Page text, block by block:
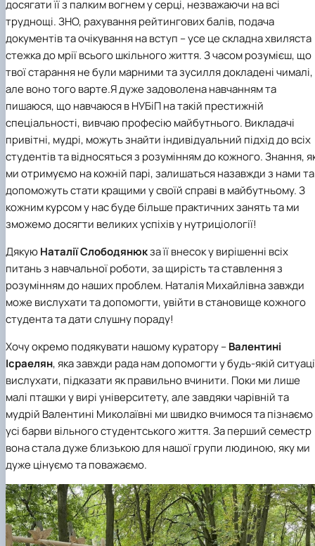
досягати її з палким вогнем у серці, незважаючи на всі
труднощі. ЗНО, рахування рейтингових балів, подача
документів та очікування на вступ – усе це складна хвиляста
стежка до мрії всього шкільного життя. З часом розумієш, що
твої старання не були марними та зусилля докладені чималі,
але воно того варте.Я дуже задоволена навчанням та
пишаюся, що навчаюся в НУБіП на такій престижній
спеціальності, вивчаю професію майбутнього. Викладачі
привітні, мудрі, можуть знайти індивідуальний підхід до всіх
студентів та відносяться з розумінням до кожного. Знання,
ми отримуємо на кожній парі, залишаться назавжди з нами та
допоможуть стати кращими у своїй справі в майбутньому. З
кожним курсом у нас буде більше практичних занять та ми
зможемо досягти великих успіхів у нутриціології!
ДякуюНаталії Слободянюкза її внесок у вирішенні всіх
питань з навчальної роботи, за щирість та ставлення з
розумінням до наших проблем. Наталія Михайлівна завжди
може вислухати та допомогти, увійти в становище кожного
студента та дати слушну пораду!
Хочу окремо подякувати нашому куратору –Валентині
Ісраелян, яка завжди рада нам допомогти у будь-якій
вислухати, підказати як правильно вчинити. Поки ми лише
малі пташки у вирі університету, але завдяки чарівній та
мудрій Валентині Миколаївні ми швидко вчимося та пізнаємо
усі барви вільного студентського життя. За перший семестр
вона стала дуже близькою для нашої групи людиною, яку ми
дуже цінуємо та поважаємо.